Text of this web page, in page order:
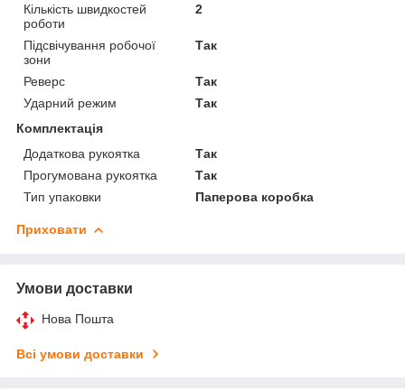
Кількість швидкостей
роботи
2
Підсвічування робочої
зони
Так
Реверс
Так
Ударний режим
Так
Комплектація
Додаткова рукоятка
Так
Прогумована рукоятка
Так
Тип упаковки
Паперова коробка
Приховати
Умови доставки
Нова Пошта
Всі умови доставки